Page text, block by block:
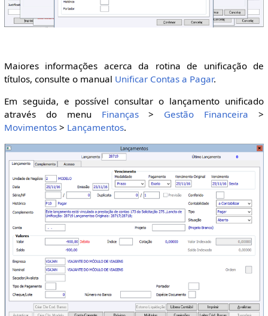
Maiores informações acerca da rotina de unificação de
títulos, consulte o manual Unificar Contas a Pagar.
Em seguida, e possível consultar o lançamento unificado
através do menu Finanças> Gestão Financeira >
Movimentos> Lançamentos.